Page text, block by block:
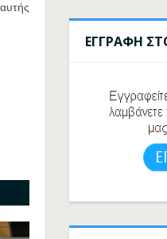
ΕΓΓΡΑΦΗ